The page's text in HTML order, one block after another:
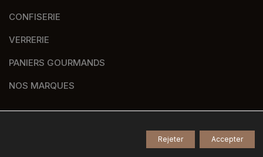
CONFISERIE
VERRERIE
PANIERS GOURMANDS
NOS MARQUES
Tous droits réservés -
Accepter
Rejeter